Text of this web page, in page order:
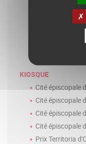
Albi, la Cité
L'économie et
États
KIOSQUE
Cité épiscopale
Cité épiscopale
Cité épiscopale
Cité épiscopale
Prix Territoria